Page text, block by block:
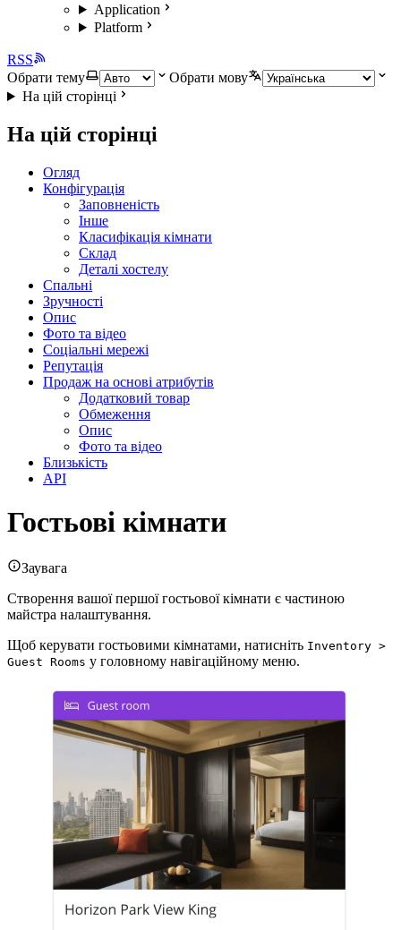
Application
Platform
RSS
Обрати тему
Обрати мову
На цій сторінці
На цій сторінці
Огляд
Конфігурація
Заповненість
Інше
Класифікація кімнати
Склад
Деталі хостелу
Спальні
Зручності
Опис
Фото та відео
Соціальні мережі
Репутація
Продаж на основі атрибутів
Додатковий товар
Обмеження
Опис
Фото та відео
Близькість
API
Гостьові кімнати
Заувага
Створення вашої першої гостьової кімнати є частиною
майстра налаштування.
Щоб керувати гостьовими кімнатами, натисніть Inventory >
Guest Rooms у головному навігаційному меню.